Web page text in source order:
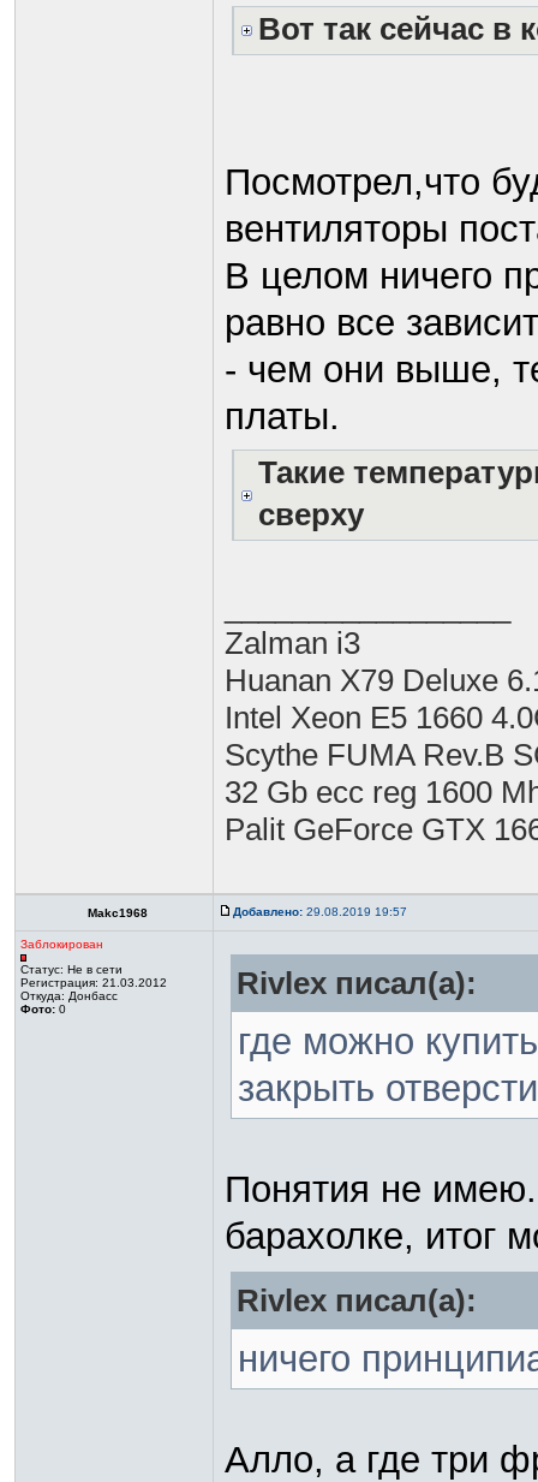
Вот так сейчас в
Посмотрел,что
вентиляторы
В целом ничего
равно все
- чем они выше,
платы.
Такие
сверху
Zalman i3
Huanan X79 Deluxe
Intel Xeon E5 1660
Scythe FUMA Rev.B
32 Gb ecc reg 1600
Palit GeForce GTX
Makc1968 Добавлено: 29.08.2019 19:57
Заблокирован
Статус: Не в сети
Регистрация: 21.03.2012
Откуда: Донбасс
Фото: 0
Rivlex писал(а):
где можно
закрыть
Понятия не
барахолке, итог
Rivlex писал(а):
ничего
Алло, а где три